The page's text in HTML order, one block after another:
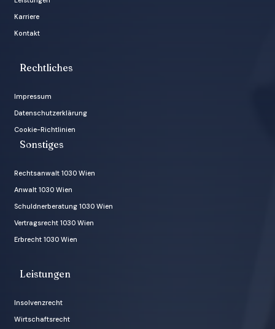
Karriere
Kontakt
Rechtliches
Impressum
Datenschutzerklärung
Cookie-Richtlinien
Sonstiges
Rechtsanwalt 1030 Wien
Anwalt 1030 Wien
Schuldnerberatung 1030 Wien
Vertragsrecht 1030 Wien
Erbrecht 1030 Wien
Leistungen
Insolvenzrecht
Wirtschaftsrecht